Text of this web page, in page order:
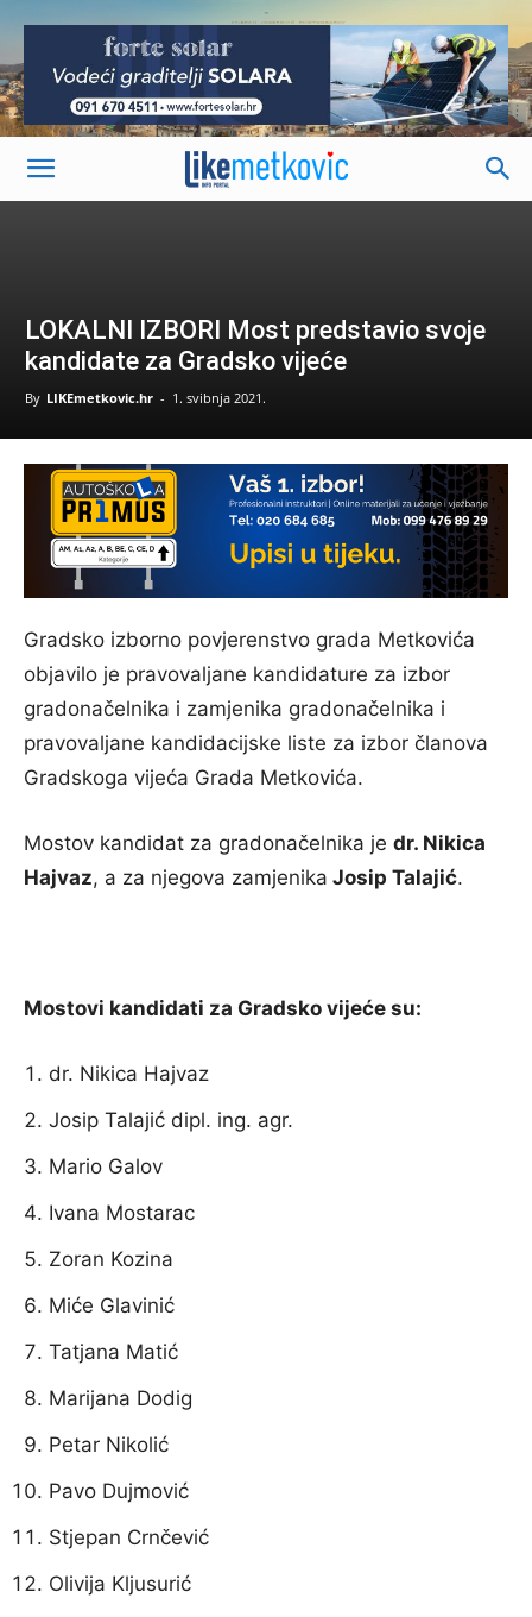
-
LOKALNI IZBORI Most predstavio svoje
kandidate za Gradsko vijeće
By LIKEmetkovic.hr - 1. svibnja 2021.
Gradsko izborno povjerenstvo grada Metkovića
objavilo je pravovaljane kandidature za izbor
gradonačelnika i zamjenika gradonačelnika i
pravovaljane kandidacijske liste za izbor članova
Gradskoga vijeća Grada Metkovića.
Mostov kandidat za gradonačelnika je dr. Nikica
Hajvaz, a za njegova zamjenika Josip Talajić.
Mostovi kandidati za Gradsko vijeće su:
dr. Nikica Hajvaz
Josip Talajić dipl. ing. agr.
Mario Galov
Ivana Mostarac
Zoran Kozina
Miće Glavinić
Tatjana Matić
Marijana Dodig
Petar Nikolić
Pavo Dujmović
Stjepan Crnčević
Olivija Kljusurić